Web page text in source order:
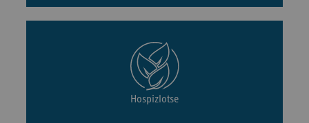
Hospizlotse